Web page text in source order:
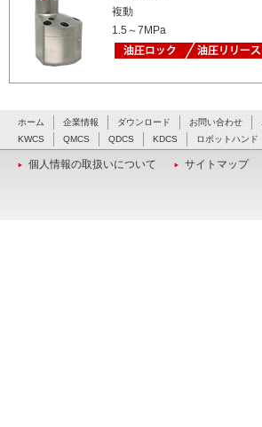
複動
1.5～7MPa
ホーム 企業情報 ダウンロード お問い合わせ
KWCS
QMCS QDCS KDCS ロボットハンド
個人情報の取扱いについて サイトマップ